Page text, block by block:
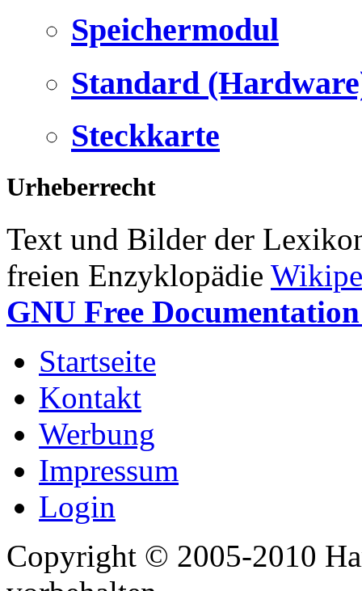
Speichermodul
Standard
Steckkarte
Urheberrecht
Text und Bilder der
freien Enzyklopädie
GNU Free
Startseite
Kontakt
Werbung
Impressum
Login
Copyright © 2005-2010